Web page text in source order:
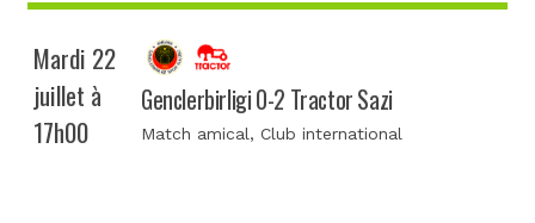
Mardi 22
juillet à
17h00
Genclerbirligi 0-2 Tractor Sazi
Match amical, Club international